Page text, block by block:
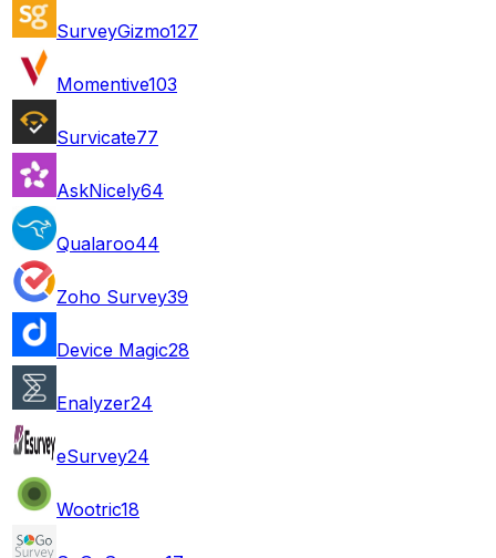
SurveyGizmo127
Momentive103
Survicate77
AskNicely64
Qualaroo44
Zoho Survey39
Device Magic28
Enalyzer24
eSurvey24
Wootric18